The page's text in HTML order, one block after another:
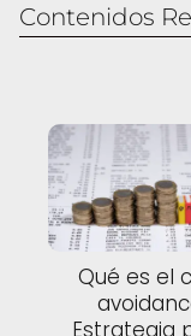
Contenidos
Qué es el
Estrategia